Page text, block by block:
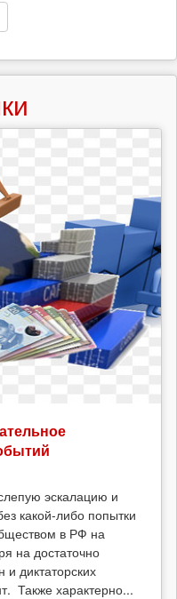
эскалацию и
какой-либо попытки
в РФ на
на достаточно
диктаторских
Также характерно...